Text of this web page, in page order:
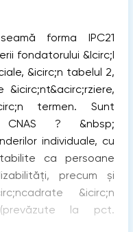
forma IPC21
fondatorului &Icirc;I
&icirc;n tabelul 2,
termen. Sunt
CNAS ? &nbsp;
individuale, cu
ca persoane
precum și
&icirc;n
la pct.